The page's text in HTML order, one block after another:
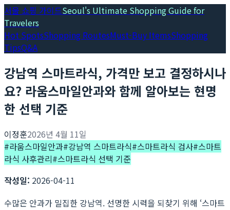
서울 쇼핑 가이드Seoul's Ultimate Shopping Guide for
Travelers
Hot SpotsShopping RoutesMust-Buy ItemsShopping
TipsQ&A
강남역 스마트라식, 가격만 보고 결정하시나
요? 라움스마일안과와 함께 알아보는 현명
한 선택 기준
이정훈2026년 4월 11일
#라움스마일안과#강남역 스마트라식#스마트라식 검사#스마트
라식 사후관리#스마트라식 선택 기준
작성일: 2026-04-11
수많은 안과가 밀집한 강남역. 선명한 시력을 되찾기 위해 ‘스마트